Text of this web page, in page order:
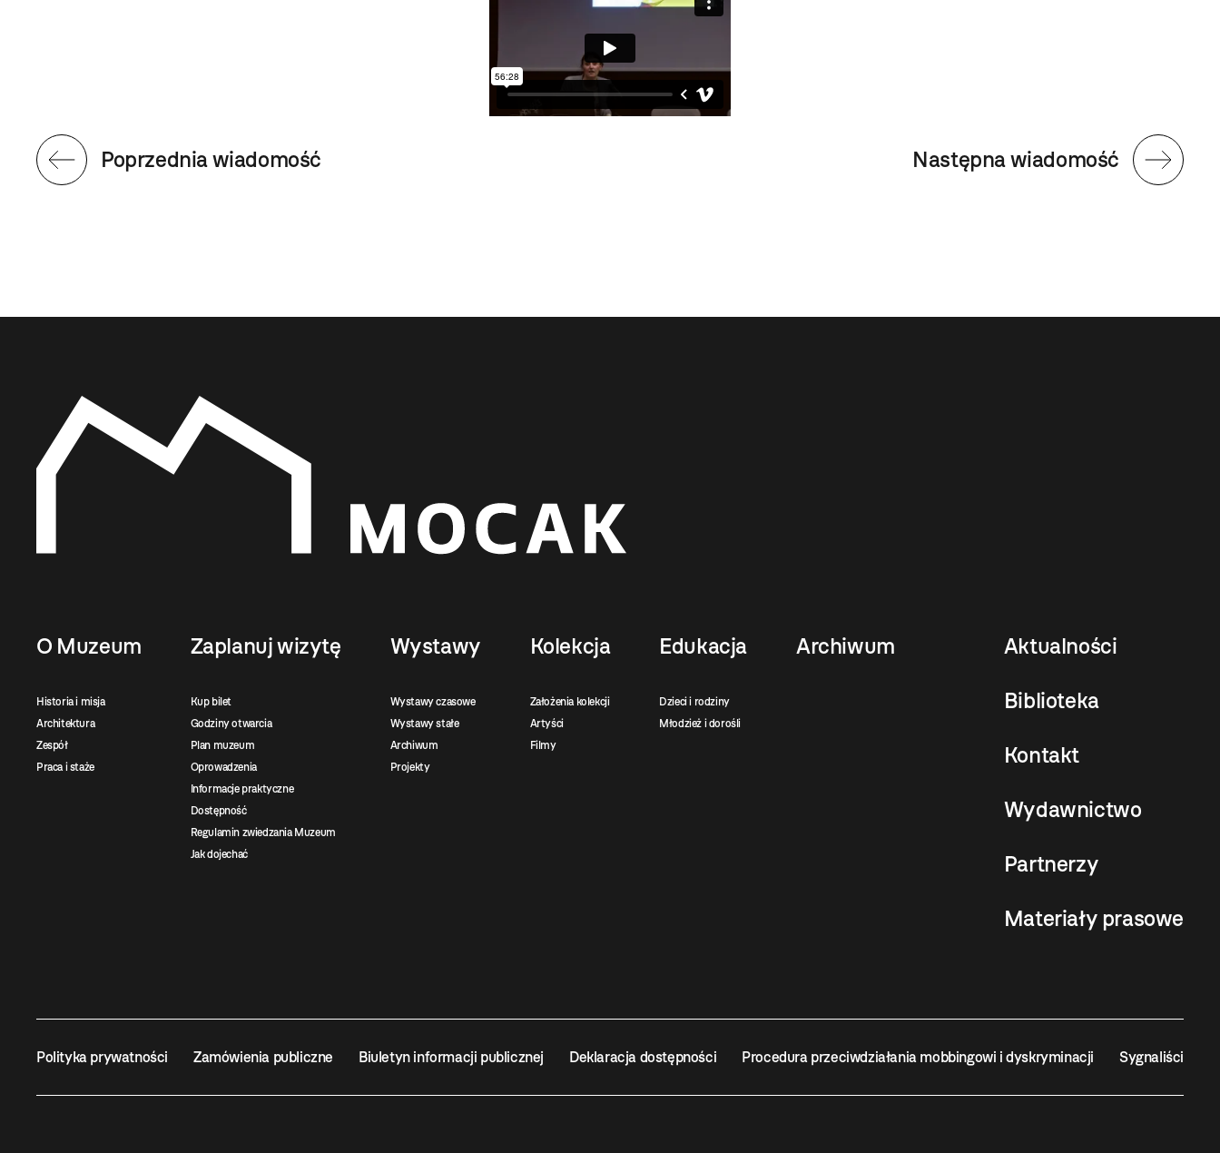
Następna wiadomość
Poprzednia wiadomość
O Muzeum
Historia i misja
Architektura
Zespół
Praca i staże
Zaplanuj wizytę
Kup bilet
Godziny otwarcia
Plan muzeum
Oprowadzenia
Informacje praktyczne
Dostępność
Regulamin zwiedzania Muzeum
Jak dojechać
Wystawy
Wystawy czasowe
Wystawy stałe
Archiwum
Projekty
Kolekcja
Założenia kolekcji
Artyści
Filmy
Edukacja
Dzieci i rodziny
Młodzież i dorośli
Archiwum Aktualności
Biblioteka
Kontakt
Wydawnictwo
Partnerzy
Materiały prasowe
Polityka prywatności Zamówienia publiczne Biuletyn informacji publicznej Deklaracja dostępności Procedura przeciwdziałania mobbingowi i dyskryminacji Sygnaliści